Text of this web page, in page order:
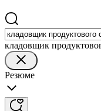
кладовщик
Резюме